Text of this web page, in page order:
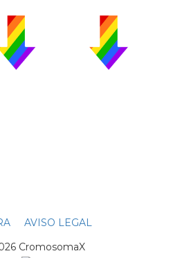
AVISO LEGAL
CromosomaX